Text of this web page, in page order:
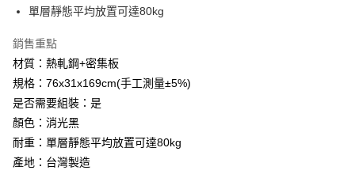
元大商業銀行
台新國際商業銀行
台灣樂天信用卡公司
Google Pay
全盈+PAY
大哥付你分期
相關說明
【大哥付你分期使用說明】
1.本服務由台灣大哥大提供，台灣大哥大用戶可立即使用無須另外申請。
2.付款方式選擇「大哥付你分期」，訂單成立後會自動跳轉到大哥付的交易
成交易。
AFTEE先享後付
相關說明
【關於「AFTEE先享後付」】
ATM付款
單層靜態平均放置可達80kg
銷售重點
材質：熱軋鋼+密集板
規格：76x31x169cm(手工測量±5%)
是否需要組裝：是
顏色：消光黑
耐重：單層靜態平均放置可達80kg
產地：台灣製造